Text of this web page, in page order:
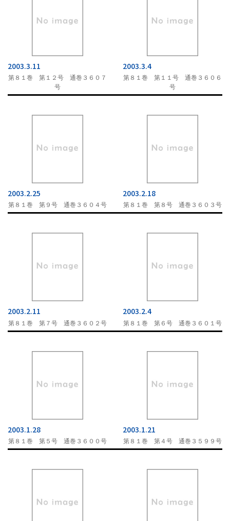
2003.3.11
第８１巻 第１２号 通巻３６０７
号
2003.3.4
第８１巻 第１１号 通巻３６０６
号
2003.2.25
第８１巻 第９号 通巻３６０４号
2003.2.18
第８１巻 第８号 通巻３６０３号
2003.2.11
第８１巻 第７号 通巻３６０２号
2003.2.4
第８１巻 第６号 通巻３６０１号
2003.1.28
第８１巻 第５号 通巻３６００号
2003.1.21
第８１巻 第４号 通巻３５９９号